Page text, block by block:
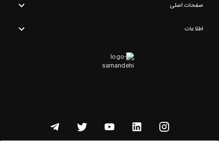
صفحات اصلی
اطلاعات